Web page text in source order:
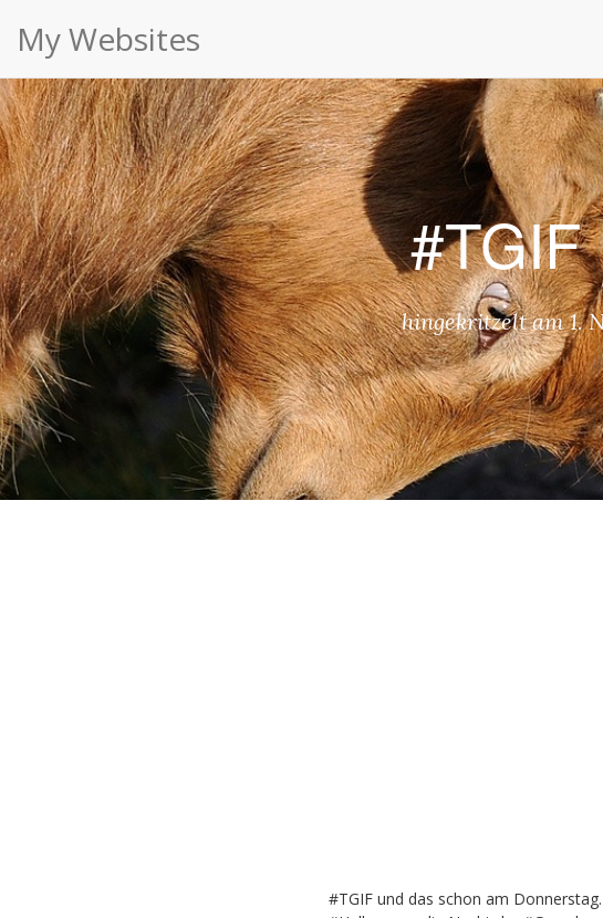
My Websites
hingekritzelt am1.
#TGIF und das schon am